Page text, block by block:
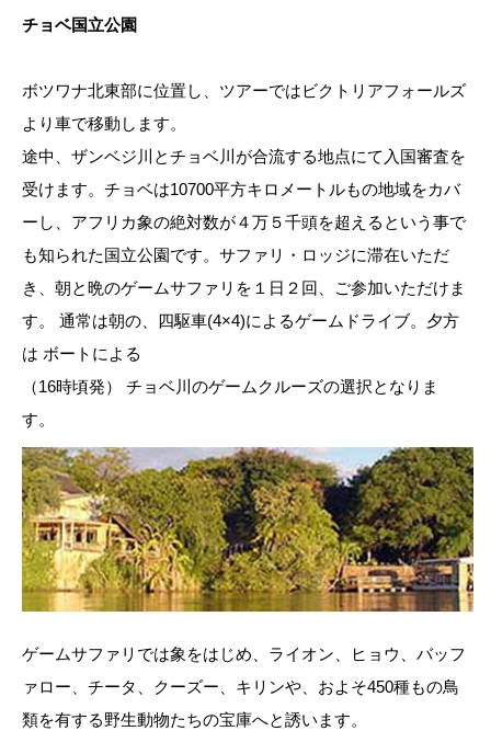
チョベ国立公園
ボツワナ北東部に位置し、ツアーではビクトリアフォールズ
より車で移動します。
途中、ザンベジ川とチョベ川が合流する地点にて入国審査を
受けます。チョベは10700平方キロメートルもの地域をカバ
ーし、アフリカ象の絶対数が４万５千頭を超えるという事で
も知られた国立公園です。サファリ・ロッジに滞在いただ
き、朝と晩のゲームサファリを１日２回、ご参加いただけま
す。 通常は朝の、四駆車(4×4)によるゲームドライブ。夕方
は ボートによる
（16時頃発） チョベ川のゲームクルーズの選択となりま
す。
ゲームサファリでは象をはじめ、ライオン、ヒョウ、バッフ
ァロー、チータ、クーズー、キリンや、およそ450種もの鳥
類を有する野生動物たちの宝庫へと誘います。